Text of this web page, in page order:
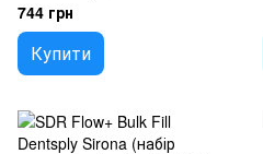
744 грн
Купити